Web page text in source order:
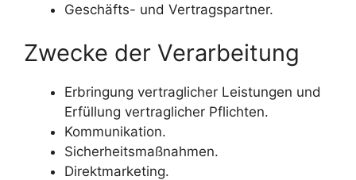
Geschäfts- und Vertragspartner.
Zwecke der Verarbeitung
Erbringung vertraglicher Leistungen und
Erfüllung vertraglicher Pflichten.
Kommunikation.
Sicherheitsmaßnahmen.
Direktmarketing.